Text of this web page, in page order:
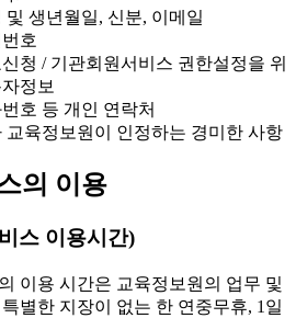
생년월일, 신분, 이메일
호
청 / 기관회원서비스 권한설정을 위
정보
호 등 개인 연락처
육정보원이 인정하는 경미한 사항
의 이용
스 이용시간)
이용 시간은 교육정보원의 업무 및
별한 지장이 없는 한 연중무휴, 1일